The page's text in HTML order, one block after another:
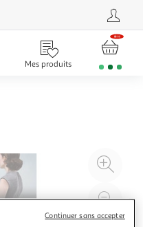
Mes produits
à
Continuer sans accepter